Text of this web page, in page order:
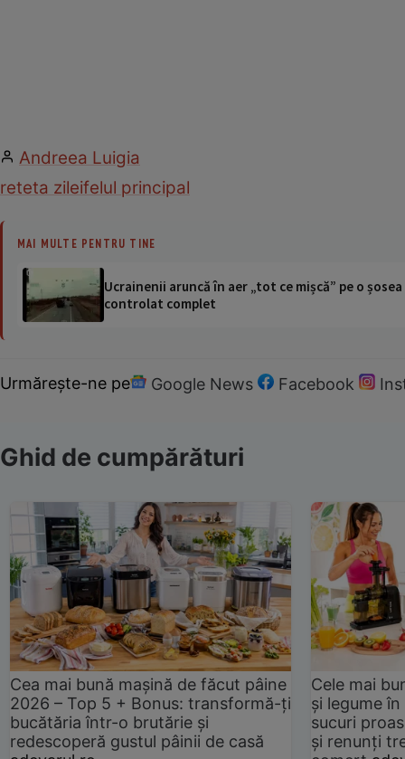
Andreea Luigia
reteta zileifelul principal
MAI MULTE PENTRU TINE
Ucrainenii aruncă în aer „tot ce mișcă” pe o
controlat complet
Urmărește-ne pe Google News Facebook
Ghid de cumpărături
Cea mai bună mașină de făcut pâine
2026 – Top 5 + Bonus: transformă-ți
bucătăria într-o brutărie și
redescoperă gustul pâinii de casă
Cele mai
și legume
sucuri
și renunți